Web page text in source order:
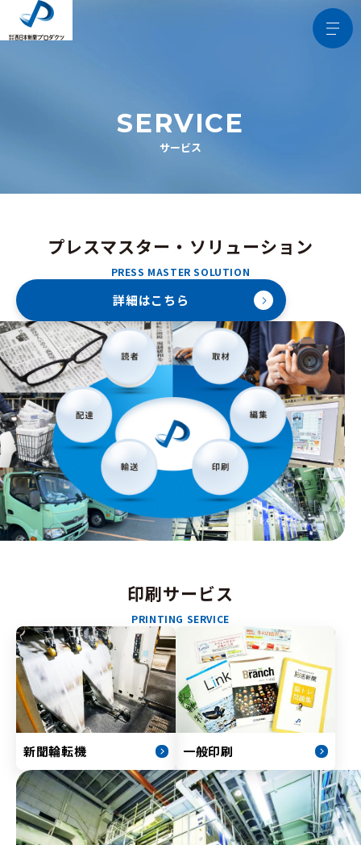
SERVICE
サービス
プレスマスター・ソリューション
PRESS MASTER SOLUTION
詳細はこちら
印刷サービス
PRINTING SERVICE
新聞輪転機 一般印刷